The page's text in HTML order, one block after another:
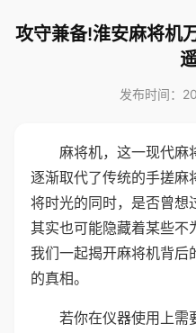
攻守兼备!淮安麻将机
发布时间：
麻将机，这一现代麻
逐渐取代了传统的手搓麻
将时光的同时，是否曾想
其实也可能隐藏着某些不
我们一起揭开麻将机背后
的真相。
若你在仪器使用上需